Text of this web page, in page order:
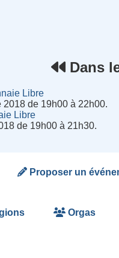
Dans
Libre
2018 de 19h00 à 22h00.
Libre
de 19h00 à 21h30.
Proposer un
Orgas